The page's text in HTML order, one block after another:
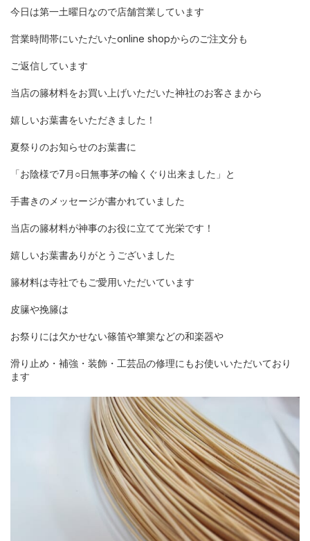
今日は第一土曜日なので店舗営業しています
営業時間帯にいただいたonline shopからのご注文分も
ご返信しています
当店の籐材料をお買い上げいただいた神社のお客さまから
嬉しいお葉書をいただきました！
夏祭りのお知らせのお葉書に
「お陰様で7月○日無事茅の輪くぐり出来ました」と
手書きのメッセージが書かれていました
当店の籐材料が神事のお役に立てて光栄です！
嬉しいお葉書ありがとうございました
籐材料は寺社でもご愛用いただいています
皮籘や挽籐は
お祭りには欠かせない篠笛や篳篥などの和楽器や
滑り止め・補強・装飾・工芸品の修理にもお使いいただいており
ます